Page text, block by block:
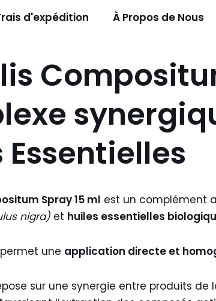
d'expédition À Propos de Nous
Essentielles
Spray 15 ml est un complément
nigra) et huiles essentielles
une application directe et
sur une synergie entre produits